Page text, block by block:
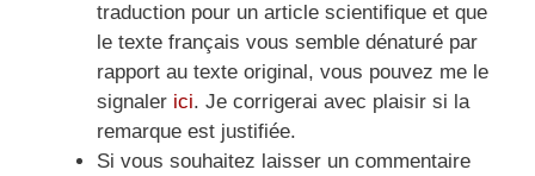
traduction pour un article scientifique et que
le texte français vous semble dénaturé par
rapport au texte original, vous pouvez me le
signaler ici. Je corrigerai avec plaisir si la
remarque est justifiée.
Si vous souhaitez laisser un commentaire